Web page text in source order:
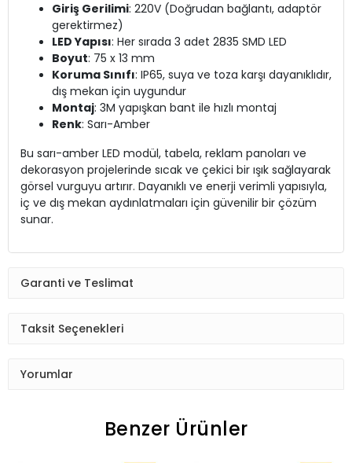
Giriş Gerilimi: 220V (Doğrudan bağlantı, adaptör
gerektirmez)
LED Yapısı: Her sırada 3 adet 2835 SMD LED
Boyut: 75 x 13 mm
Koruma Sınıfı: IP65, suya ve toza karşı dayanıklıdır,
dış mekan için uygundur
Montaj: 3M yapışkan bant ile hızlı montaj
Renk: Sarı-Amber
Bu sarı-amber LED modül, tabela, reklam panoları ve
dekorasyon projelerinde sıcak ve çekici bir ışık sağlayarak
görsel vurguyu artırır. Dayanıklı ve enerji verimli yapısıyla,
iç ve dış mekan aydınlatmaları için güvenilir bir çözüm
sunar.
Garanti ve Teslimat
Taksit Seçenekleri
Yorumlar
Benzer Ürünler